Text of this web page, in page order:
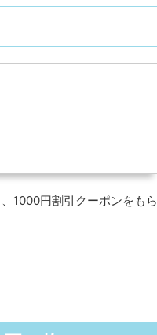
1000円割引クーポンをもら